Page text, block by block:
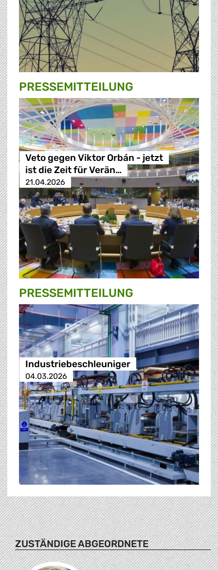
PRESSE­MITTEILUNG
Veto gegen Viktor Orbán - jetzt
ist die Zeit für Verän…
21.04.2026
PRESSE­MITTEILUNG
Industriebeschleuniger
04.03.2026
ZUSTÄNDIGE ABGEORDNETE